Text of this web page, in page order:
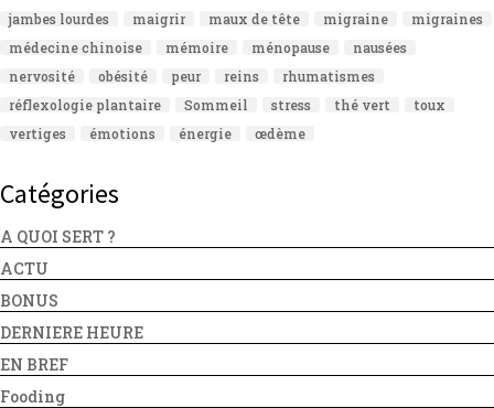
jambes lourdes
maigrir maux de tête migraine
migraines
médecine chinoise
mémoire ménopause
nausées
nervosité
obésité peur reins
rhumatismes
réflexologie plantaire
Sommeil stress thé vert
toux
vertiges
émotions énergie œdème
Catégories
A QUOI SERT ?
ACTU
BONUS
DERNIERE HEURE
EN BREF
Fooding